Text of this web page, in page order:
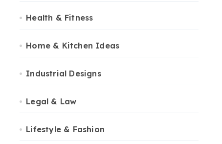
Health & Fitness
Home & Kitchen Ideas
Industrial Designs
Legal & Law
Lifestyle & Fashion